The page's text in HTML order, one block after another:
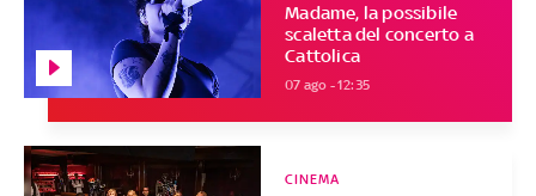
Madame, la possibile
scaletta del concerto a
Cattolica
07 ago - 12:35
CINEMA